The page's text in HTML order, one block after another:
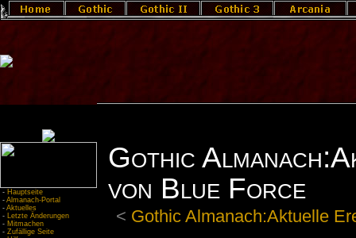
- Hauptseite
- Almanach-Portal
- Aktuelles
- Letzte Änderungen
- Mitmachen
- Zufällige Seite
Gothic
von Blue Force
< Gothic Almanach:Aktuelle